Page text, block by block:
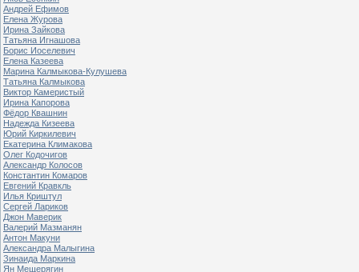
Андрей Ефимов
Елена Журова
Ирина Зайкова
Татьяна Игнашова
Борис Иоселевич
Елена Казеева
Марина Калмыкова-Кулушева
Татьяна Калмыкова
Виктор Камеристый
Ирина Капорова
Фёдор Квашнин
Надежда Кизеева
Юрий Киркилевич
Екатерина Климакова
Олег Кодочигов
Александр Колосов
Константин Комаров
Евгений Кравкль
Илья Криштул
Сергей Лариков
Джон Маверик
Валерий Мазманян
Антон Макуни
Александра Малыгина
Зинаида Маркина
Ян Мещерягин